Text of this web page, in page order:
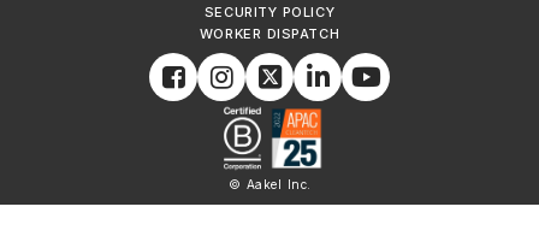
SECURITY POLICY
WORKER DISPATCH
© Aakel Inc.